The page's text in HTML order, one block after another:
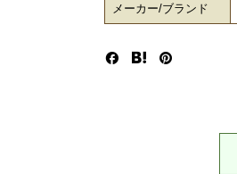
メーカー/ブランド